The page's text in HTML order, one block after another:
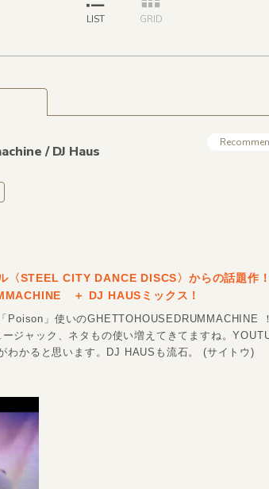
LIST GRID
/DJ Haus
〈STEEL CITY DANCE DISCS〉からの話題作！
＋ DJ HAUSミックス！
Poison」使いのGHETTOHOUSEDRUMMACHINE
ジャック、ネタもの使い増えてきてますね。
わかると思います。DJ HAUSも流石。 (サイトウ)